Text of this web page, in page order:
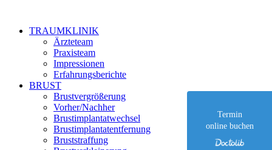
springenTRAUMKLINIK
Ärzteteam
Praxisteam
Impressionen
Erfahrungsberichte
BRUST
Brustvergrößerung
Vorher/Nachher
Brustimplantatwechsel
Brustimplantat­entfernung
Bruststraffung
Termin
online buchen